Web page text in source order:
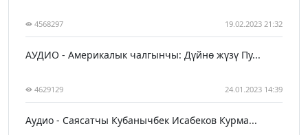
4568297 19.02.2023 21:32
АУДИО - Америкалык чалгынчы: Дүйнө жүзү Пу...
4629129 24.01.2023 14:39
Аудио - Саясатчы Кубанычбек Исабеков Курма...